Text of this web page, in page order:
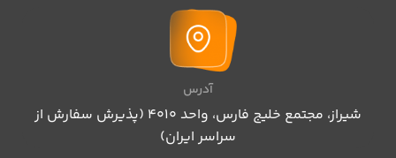
آدرس
شیراز، مجتمع خلیج فارس، واحد ۴۰۱۰ (پذیرش سفارش از
سراسر ایران)